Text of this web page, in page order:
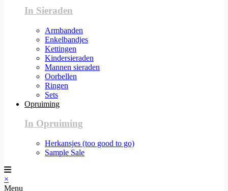
In Sieraden
Armbanden
Enkelbandjes
Kettingen
Kindersieraden
Mannen sieraden
Oorbellen
Ringen
Sets
Opruiming
In Opruiming
Herkansjes (too good to go)
Sample Sale
×
Menu